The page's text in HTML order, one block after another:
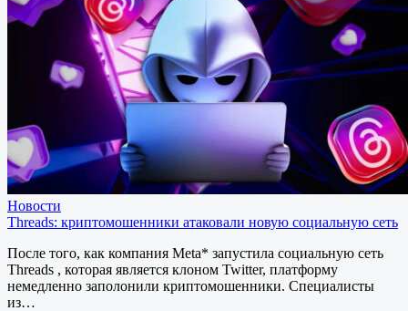
Новости
Threads: криптомошенники атаковали новую социальную сеть
После того, как компания Meta* запустила социальную сеть
Threads , которая является клоном Twitter, платформу
немедленно заполонили криптомошенники. Специалисты
из…